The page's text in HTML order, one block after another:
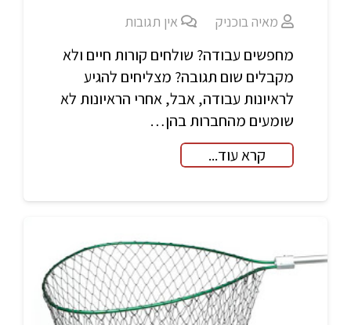
מאיה בוכניק אין תגובות
מחפשים עבודה? שולחים קורות חיים ולא
מקבלים שום תגובה? מצליחים להגיע
לראיונות עבודה, אבל, אחרי הראיונות לא
שומעים מהחברות בהן…
קרא עוד...